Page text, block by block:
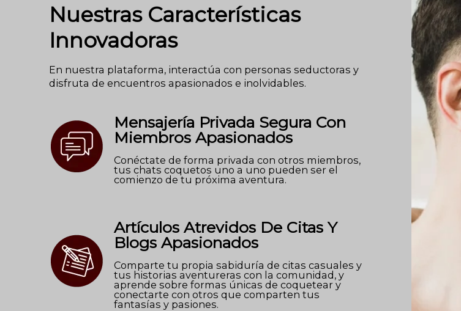
Nuestras Características
Innovadoras
En nuestra plataforma, interactúa con personas seductoras y
disfruta de encuentros apasionados e inolvidables.
Mensajería Privada Segura Con
Miembros Apasionados
Conéctate de forma privada con otros miembros,
tus chats coquetos uno a uno pueden ser el
comienzo de tu próxima aventura.
Artículos Atrevidos De Citas Y
Blogs Apasionados
Comparte tu propia sabiduría de citas casuales y
tus historias aventureras con la comunidad, y
aprende sobre formas únicas de coquetear y
conectarte con otros que comparten tus
fantasías y pasiones.